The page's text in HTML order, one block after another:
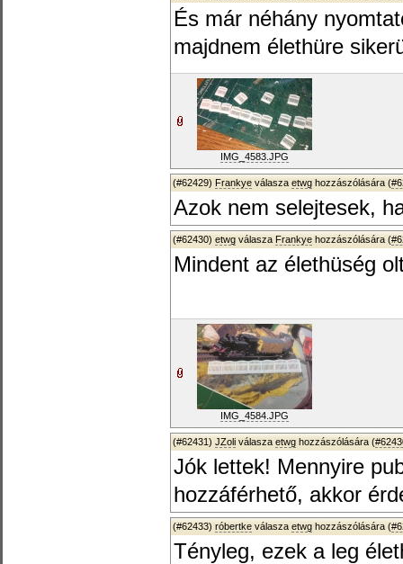
És már néhány
majdnem élethüre
IMG_4583.JPG
(#62429) Frankye válasza etwg hozzászólására (
Azok nem selejtesek,
(#62430) etwg válasza Frankye hozzászólására (
Mindent az élethüség
IMG_4584.JPG
(#62431) JZoli válasza etwg hozzászólására (
Jók lettek! Mennyire
hozzáférhető, akkor
(#62433) róbertke válasza etwg hozzászólására (
Tényleg, ezek a leg